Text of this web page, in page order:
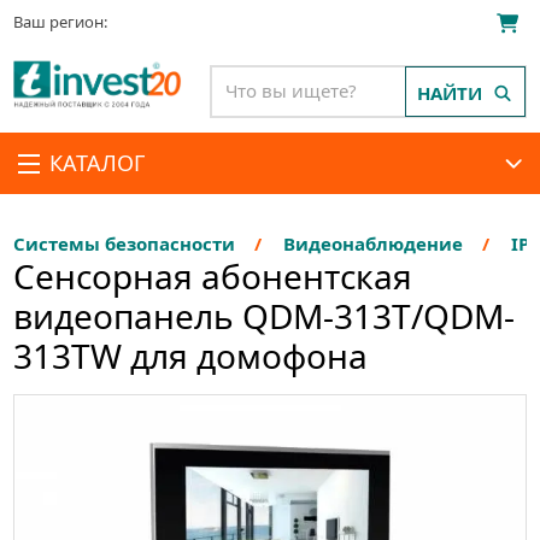
Ваш регион:
КАТАЛОГ
НАЙТИ
Системы безопасности Видеонаблюдение
Сенсорная абонентская
видеопанель QDM-313T/QDM-
313TW для домофона